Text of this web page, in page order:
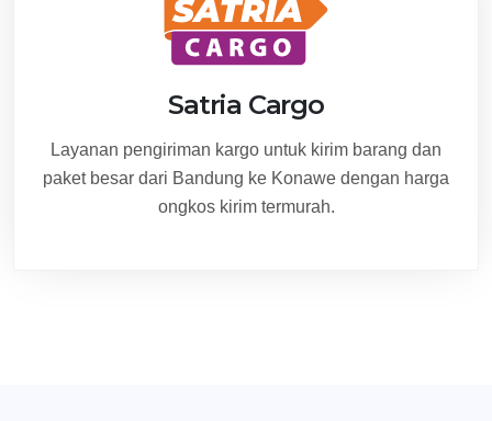
Satria Cargo
Layanan pengiriman kargo untuk kirim barang dan
paket besar dari Bandung ke Konawe dengan harga
ongkos kirim termurah.